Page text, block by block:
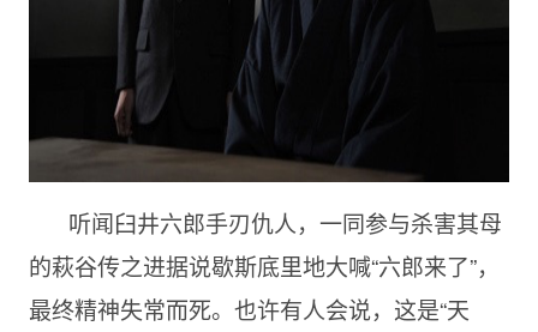
听闻臼井六郎手刃仇人，一同参与杀害其母
的萩谷传之进据说歇斯底里地大喊“六郎来了”，
最终精神失常而死。也许有人会说，这是“天